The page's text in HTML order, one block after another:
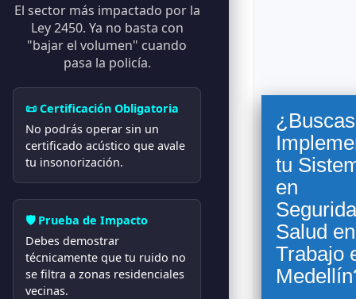
El sector más impactado por la
Ley 2450. Ya no basta con
"bajar el volumen" cuando
pasa la policía.
📜 Certificación Obligatoria
No podrás operar sin un
certificado acústico que avale
tu insonorización.
🛡️ Prueba de Impacto
Debes demostrar
técnicamente que tu ruido no
se filtra a zonas residenciales
vecinas.
¿Buscas
tu
en
Salud
Trabajo